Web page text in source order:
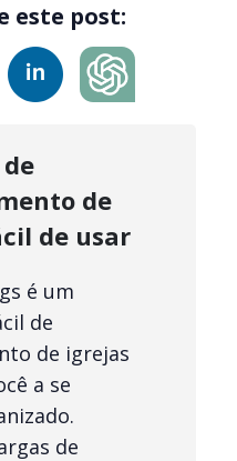
este post:
de
de usar
é um
de
de igrejas
a se
de